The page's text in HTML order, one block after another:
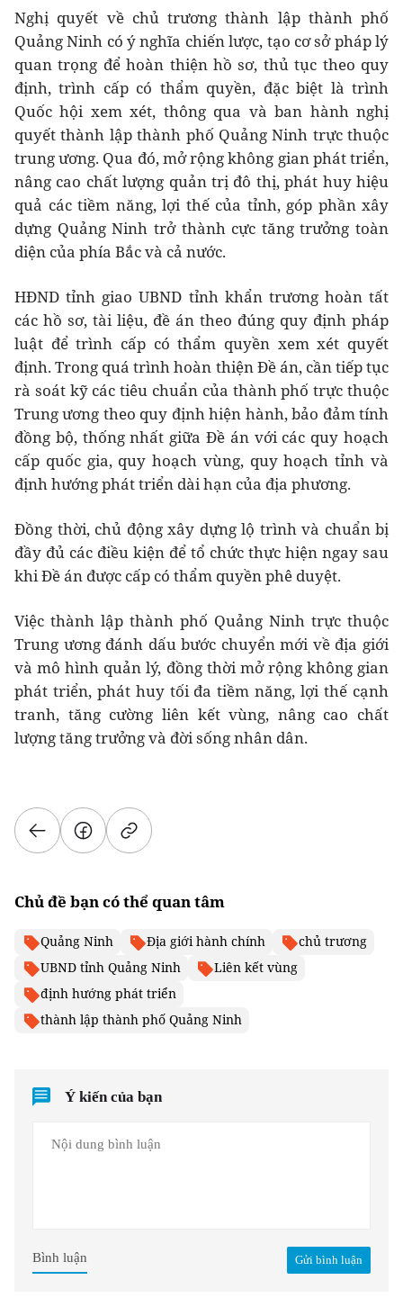
Nghị quyết về chủ trương thành lập thành phố
Quảng Ninh có ý nghĩa chiến lược, tạo cơ sở pháp lý
quan trọng để hoàn thiện hồ sơ, thủ tục theo quy
định, trình cấp có thẩm quyền, đặc biệt là trình
Quốc hội xem xét, thông qua và ban hành nghị
quyết thành lập thành phố Quảng Ninh trực thuộc
trung ương. Qua đó, mở rộng không gian phát triển,
nâng cao chất lượng quản trị đô thị, phát huy hiệu
quả các tiềm năng, lợi thế của tỉnh, góp phần xây
dựng Quảng Ninh trở thành cực tăng trưởng toàn
diện của phía Bắc và cả nước.
HĐND tỉnh giao UBND tỉnh khẩn trương hoàn tất
các hồ sơ, tài liệu, đề án theo đúng quy định pháp
luật để trình cấp có thẩm quyền xem xét quyết
định. Trong quá trình hoàn thiện Đề án, cần tiếp tục
rà soát kỹ các tiêu chuẩn của thành phố trực thuộc
Trung ương theo quy định hiện hành, bảo đảm tính
đồng bộ, thống nhất giữa Đề án với các quy hoạch
cấp quốc gia, quy hoạch vùng, quy hoạch tỉnh và
định hướng phát triển dài hạn của địa phương.
Đồng thời, chủ động xây dựng lộ trình và chuẩn bị
đầy đủ các điều kiện để tổ chức thực hiện ngay sau
khi Đề án được cấp có thẩm quyền phê duyệt.
Việc thành lập thành phố Quảng Ninh trực thuộc
Trung ương đánh dấu bước chuyển mới về địa giới
và mô hình quản lý, đồng thời mở rộng không gian
phát triển, phát huy tối đa tiềm năng, lợi thế cạnh
tranh, tăng cường liên kết vùng, nâng cao chất
lượng tăng trưởng và đời sống nhân dân.
Chủ đề bạn có thể quan tâm
Quảng Ninh Địa giới hành chính
chủ trương
UBND tỉnh Quảng Ninh
Liên kết vùng
định hướng phát triển
thành lập thành phố Quảng Ninh
Ý kiến của bạn
Gửi bình luận
Bình luận